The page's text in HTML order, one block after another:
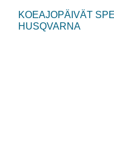
KOEAJOPÄIVÄT
HUSQVARNA